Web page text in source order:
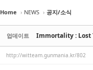
Home › NEWS › 공지/소식
업데이트 Immortality : Lost
http://witteam.gunmania.kr/802